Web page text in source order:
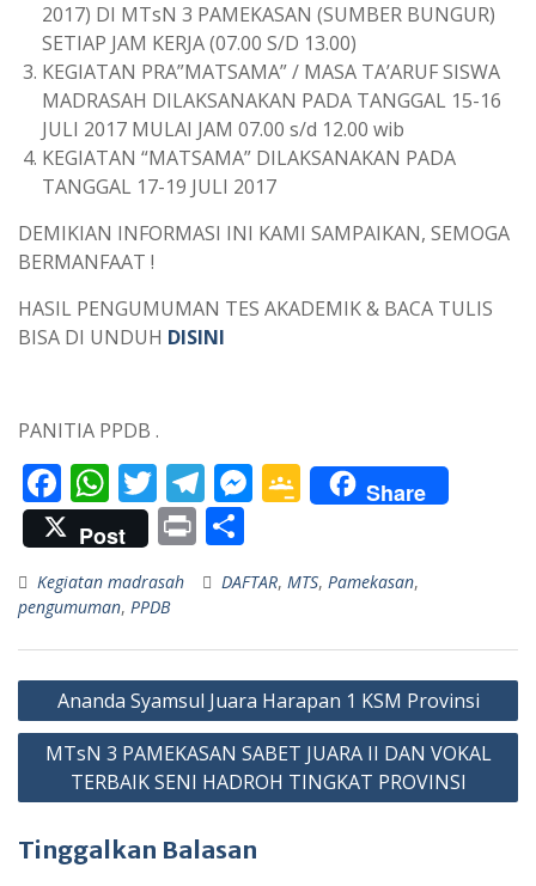
2017) DI MTsN 3 PAMEKASAN (SUMBER BUNGUR)
SETIAP JAM KERJA (07.00 S/D 13.00)
KEGIATAN PRA”MATSAMA” / MASA TA’ARUF SISWA
MADRASAH DILAKSANAKAN PADA TANGGAL 15-16
JULI 2017 MULAI JAM 07.00 s/d 12.00 wib
KEGIATAN “MATSAMA” DILAKSANAKAN PADA
TANGGAL 17-19 JULI 2017
DEMIKIAN INFORMASI INI KAMI SAMPAIKAN, SEMOGA
BERMANFAAT !
HASIL PENGUMUMAN TES AKADEMIK & BACA TULIS
BISA DI UNDUH DISINI
PANITIA PPDB .
F
ac
e
b
o
o
k
W
h
at
s
A
p
p
T
w
itt
er
T
el
e
gr
a
m
M
e
n
g
er
G
o
gl
e
Cl
as
sr
o
Share
Post
Pr
in
t
h
ar
e
Kegiatan madrasah DAFTAR, MTS, Pamekasan,
pengumuman, PPDB
Navigasi
pos
Ananda Syamsul Juara Harapan 1 KSM Provinsi
MTsN 3 PAMEKASAN SABET JUARA II DAN VOKAL
TERBAIK SENI HADROH TINGKAT PROVINSI
Tinggalkan Balasan